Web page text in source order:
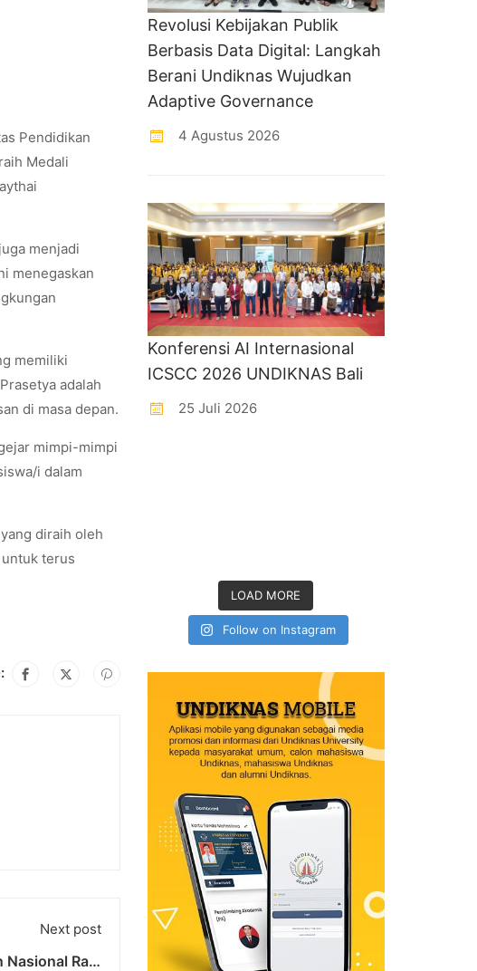
Pendidikan
Medali
menjadi
menegaskan
memiliki
adalah
di masa depan.
mimpi-mimpi
i dalam
diraih oleh
terus
Next post
Raih
Revolusi Kebijakan Publik
Berbasis Data Digital: Langkah
Berani Undiknas Wujudkan
Adaptive Governance
4 Agustus 2026
Konferensi AI Internasional
ICSCC 2026 UNDIKNAS Bali
25 Juli 2026
LOAD MORE
Follow on Instagram